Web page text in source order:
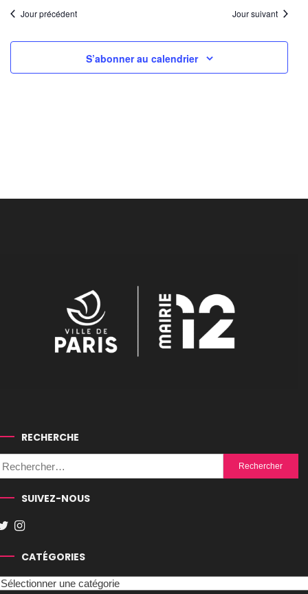
Jour précédent Jour suivant
S’abonner au calendrier
RECHERCHE
Rechercher :
SUIVEZ-NOUS
CATÉGORIES